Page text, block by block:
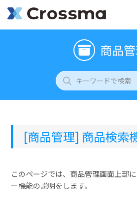
商品
[商品管理] 商品検索
このページでは、商品管理画面上部
ー機能の説明をします。